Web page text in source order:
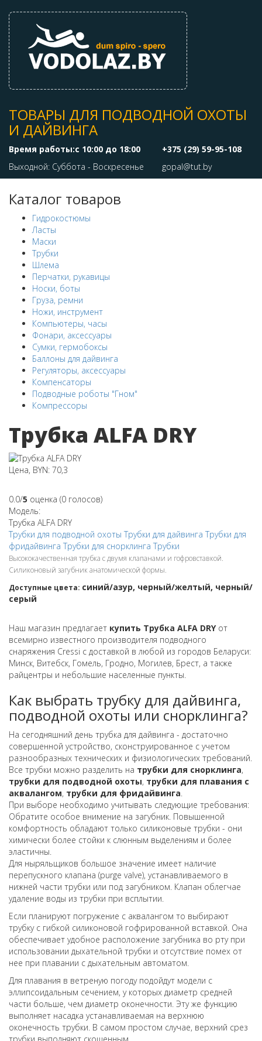
ТОВАРЫ ДЛЯ ПОДВОДНОЙ ОХОТЫ
И ДАЙВИНГА
Время работы:с 10:00 до 18:00
Выходной: Суббота - Воскресенье
+375 (29) 59-95-108
gopal@tut.by
Каталог товаров
Гидрокостюмы
Ласты
Маски
Трубки
Шлема
Перчатки, рукавицы
Носки, боты
Груза, ремни
Ножи, инструмент
Компьютеры, часы
Фонари, аксессуары
Сумки, гермобоксы
Баллоны для дайвинга
Регуляторы, аксессуары
Компенсаторы
Подводные роботы "Гном"
Компрессоры
Трубка ALFA DRY
Цена, BYN: 70,3
0.0/5 оценка (0 голосов)
Модель:
Трубка ALFA DRY
Трубки для подводной охоты Трубки для дайвинга Трубки для
фридайвинга Трубки для снорклинга Трубки
Высококачественная трубка с двумя клапанами и гофровставкой.
Силиконовый загубник анатомической формы.
Доступные цвета: синий/азур, черный/желтый, черный/
серый
Наш магазин предлагает купить Трубка ALFA DRYот
всемирно известного производителя подводного
снаряжения Cressi с доставкой в любой из городов Беларуси:
Минск, Витебск, Гомель, Гродно, Могилев, Брест, а также
райцентры и небольшие населенные пункты.
Как выбрать трубку для дайвинга,
подводной охоты или снорклинга?
На сегодняшний день трубка для дайвинга - достаточно
совершенной устройство, сконструированное с учетом
разнообразных технических и физиологических требований.
Все трубки можно разделить на трубки для снорклинга,
трубки для подводной охоты, трубки для плавания с
аквалангом, трубки для фридайвинга.
При выборе необходимо учитывать следующие требования:
Обратите особое внимение на загубник. Повышенной
комфортность обладают только силиконовые трубки - они
химически более стойки к слюнным выделениям и более
эластичны.
Для ныряльщиков большое значение имеет наличие
перепускного клапана (purge valve), устанавливаемого в
нижней части трубки или под загубником. Клапан облегчае
удаление воды из трубки при всплытии.
Если планируют погружение с аквалангом то выбирают
трубку с гибкой силиконовой гофрированной вставкой. Она
обеспечивает удобное расположение загубника во рту при
использовании дыхательной трубки и отсутствие помех от
нее при плавании с дыхательным автоматом.
Для плавания в ветреную погоду подойдут модели с
эллипсоидальным сечением, у которых диаметр средней
части больше, чем диаметр оконечности. Эту же функцию
выполняет насадка устанавливаемая на верхнюю
оконечность трубки. В самом простом случае, верхний срез